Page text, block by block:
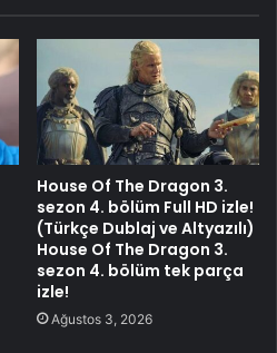
House Of The Dragon 3.
sezon 4. bölüm Full HD izle!
(Türkçe Dublaj ve Altyazılı)
House Of The Dragon 3.
sezon 4. bölüm tek parça
izle!
Ağustos 3, 2026